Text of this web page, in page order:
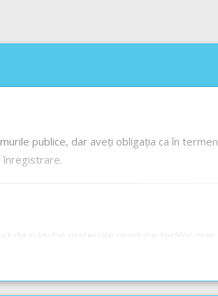
publice, dar aveți obligația ca în termen
înregistrare.